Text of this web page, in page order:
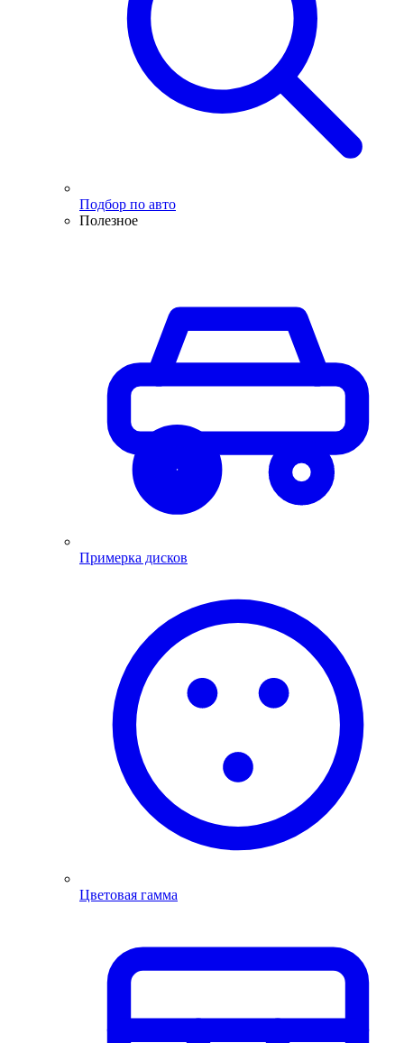
Подбор по авто
Полезное
Примерка дисков
Цветовая гамма